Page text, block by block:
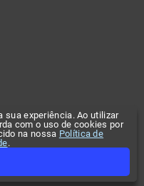
sua experiência. Ao utilizar
com o uso de cookies por
na nossa Política de
.